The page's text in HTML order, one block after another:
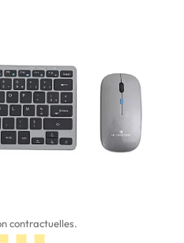
contractuelles.